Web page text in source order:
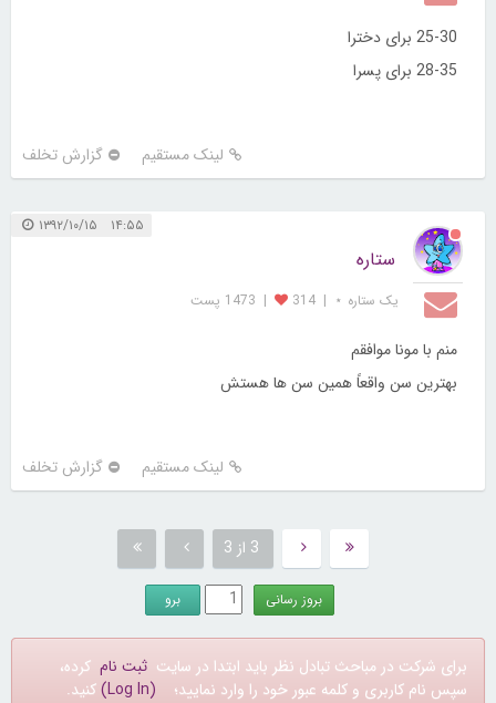
25-30 برای دخترا
28-35 برای پسرا
لینک مستقیم گزارش تخلف
۱۴:۵۵ ۱۳۹۲/۱۰/۱۵
ستاره
یک ستاره ⋆ |
314
| 1473 پست
منم با مونا موافقم
بهترین سن واقعاً همین سن ها هستش
لینک مستقیم گزارش تخلف
3 از 3
برای شرکت در مباحث تبادل نظر باید ابتدا در سایت ثبت نام کرده،
سپس نام کاربری و کلمه عبور خود را وارد نمایید؛ (Log In) کنید.